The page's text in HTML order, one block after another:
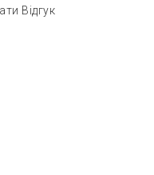
Відгук